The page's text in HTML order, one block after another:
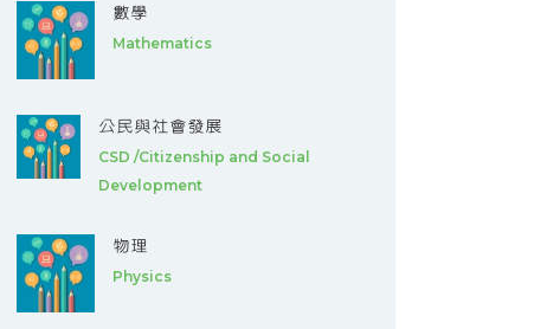
數學
Mathematics
公民與社會發展
CSD /Citizenship and Social
Development
物理
Physics